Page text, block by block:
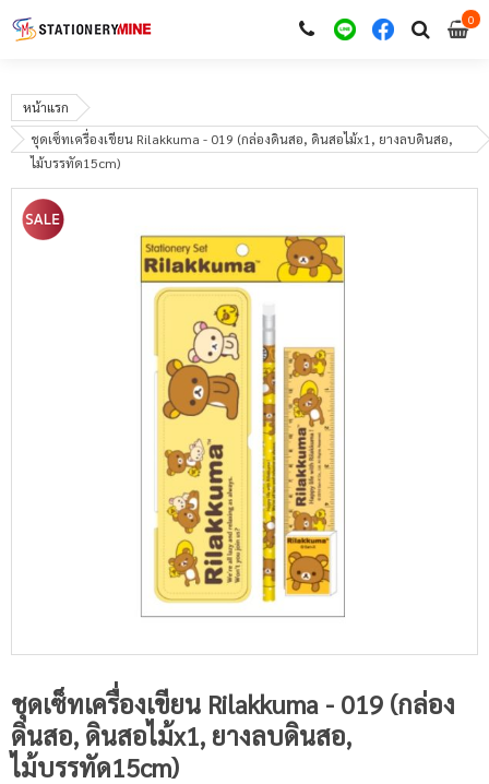
00
หน้าแรก
ชุดเซ็ทเครื่องเขียน Rilakkuma - 019 (กล่องดินสอ, ดินสอไม้x1, ยางลบดินสอ,
ไม้บรรทัด15cm)
ชุดเซ็ทเครื่องเขียน Rilakkuma - 019 (กล่อง
ดินสอ, ดินสอไม้x1, ยางลบดินสอ,
ไม้บรรทัด15cm)